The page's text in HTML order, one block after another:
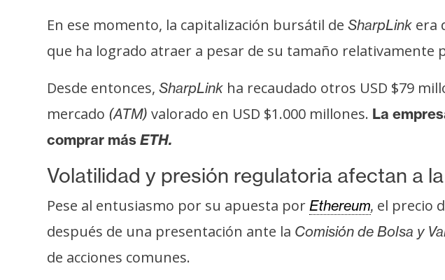
C
n
t
c
o
y
P
u
b
En ese momento, la capitalización bursátil de SharpLink era
que ha logrado atraer a pesar de su tamaño relativamente
Desde entonces, SharpLink ha recaudado otros USD $79
mercado (ATM) valorado en USD $1.000 millones. La
comprar más ETH.
Volatilidad y presión regulatoria afectan a
Pese al entusiasmo por su apuesta por Ethereum, el precio
después de una presentación ante la Comisión de Bolsa y
de acciones comunes.